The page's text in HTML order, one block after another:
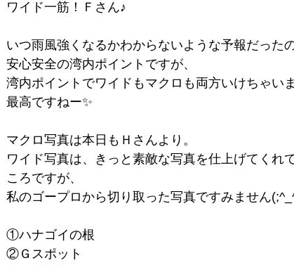
ワイド一筋！Ｆさん♪
いつ雨風強くなるかわからないような予報だったの
安心安全の湾内ポイントですが、
湾内ポイントでワイドもマクロも両方いけちゃいま
最高ですねー✨
マクロ写真は本日もＨさんより。
ワイド写真は、きっと素敵な写真を仕上げてくれ
ころですが、
私のゴープロから切り取った写真ですみません
①ハナゴイの根
②Ｇスポット